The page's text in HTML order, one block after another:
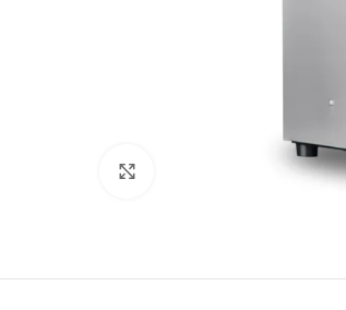
Клацніть, щоб збільшити